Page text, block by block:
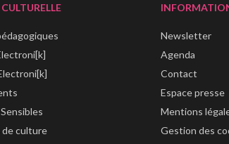
de culture
Newsletter
Agenda
Contact
Espace presse
Mentions
Gestion des